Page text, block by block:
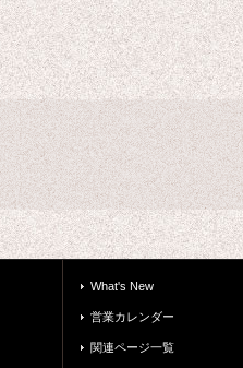
What's New
営業カレンダー
関連ページ一覧